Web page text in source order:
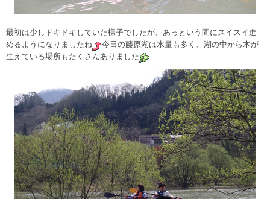
最初は少しドキドキしていた様子でしたが、あっという間にスイスイ進
めるようになりましたね
今日の藤原湖は水量も多く、湖の中から木が
生えている場所もたくさんありました